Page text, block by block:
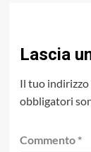
Lascia
Il tuo indirizzo
obbligatori
Commento *